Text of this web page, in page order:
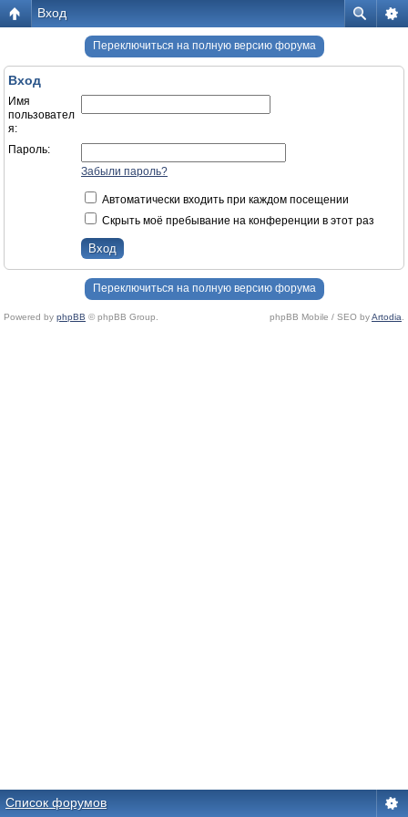
Вход
Переключиться на полную версию форума
Вход
Имя
пользовател
я:
Пароль:
Забыли пароль?
Автоматически входить при каждом посещении
Скрыть моё пребывание на конференции в этот раз
Переключиться на полную версию форума
Powered by phpBB © phpBB Group. phpBB Mobile / SEO byArtodia
Список форумов